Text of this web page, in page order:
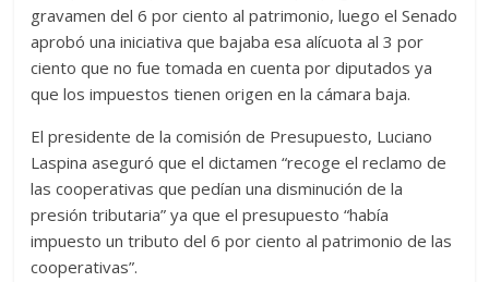
gravamen del 6 por ciento al patrimonio, luego el Senado
aprobó una iniciativa que bajaba esa alícuota al 3 por
ciento que no fue tomada en cuenta por diputados ya
que los impuestos tienen origen en la cámara baja.
El presidente de la comisión de Presupuesto, Luciano
Laspina aseguró que el dictamen “recoge el reclamo de
las cooperativas que pedían una disminución de la
presión tributaria” ya que el presupuesto “había
impuesto un tributo del 6 por ciento al patrimonio de las
cooperativas”.